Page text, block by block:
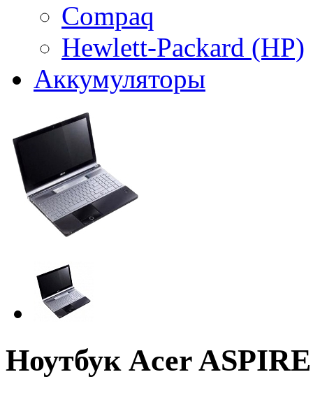
Compaq
Hewlett-Packard (HP)
Аккумуляторы
Ноутбук Acer